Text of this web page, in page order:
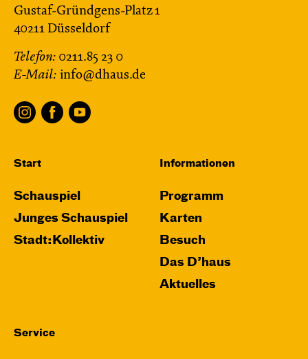
Gustaf-Gründgens-Platz 1
40211 Düsseldorf
Telefon: 0211.85 23 0
E-Mail: info@dhaus.de
Start
Schauspiel
Junges Schauspiel
Stadt:Kollektiv
Informationen
Programm
Karten
Besuch
Das D’haus
Aktuelles
Service